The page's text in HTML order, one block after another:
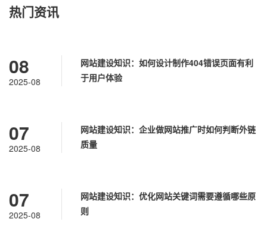
热门资讯
08
2025-08
网站建设知识：如何设计制作404错误页面有利
于用户体验
07
2025-08
网站建设知识：企业做网站推广时如何判断外链
质量
07
2025-08
网站建设知识：优化网站关键词需要遵循哪些原
则